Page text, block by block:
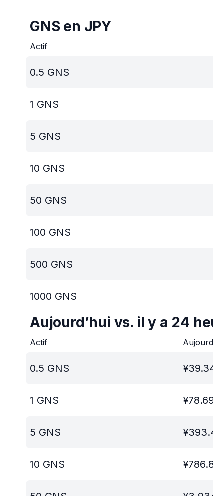
GNS en JPY
Actif
0.5 GNS
1 GNS
5 GNS
10 GNS
50 GNS
100 GNS
500 GNS
1000 GNS
Aujourd’hui vs. il y a 24
Actif
0.5 GNS ¥
1 GNS ¥
5 GNS ¥
10 GNS ¥